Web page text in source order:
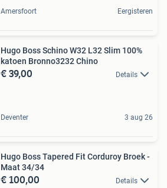
Amersfoort Eergisteren
Hugo Boss Schino W32 L32 Slim 100%
katoen Bronno3232 Chino
€ 39,00 Details
Deventer 3 aug 26
Hugo Boss Tapered Fit Corduroy Broek -
Maat 34/34
€ 100,00 Details